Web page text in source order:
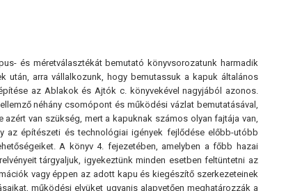
és méretválasztékát bemutató könyvsorozatunk harmadik
után, arra vállalkozunk, hogy bemutassuk a kapuk általános
az Ablakok és Ajtók c. könyvekével nagyjából azonos.
néhány csomópont és működési vázlat bemutatásával,
van szükség, mert a kapuknak számos olyan fajtája van,
az építészeti és technológiai igények fejlődése előbb-utóbb
A könyv 4. fejezetében, amelyben a főbb hazai
tárgyaljuk, igyekeztünk minden esetben feltüntetni az
vagy éppen az adott kapu és kiegészítő szerkezeteinek
működési elvüket ugyanis alapvetően meghatározzák a